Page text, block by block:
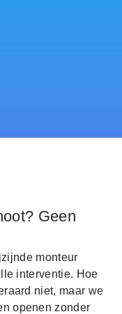
Geen
monteur
interventie. Hoe
niet, maar we
openen zonder